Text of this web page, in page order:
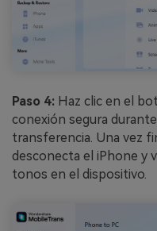
Paso 4: Haz clic en el
conexión segura
transferencia. Una vez
desconecta el iPhone y
tonos en el dispositivo.